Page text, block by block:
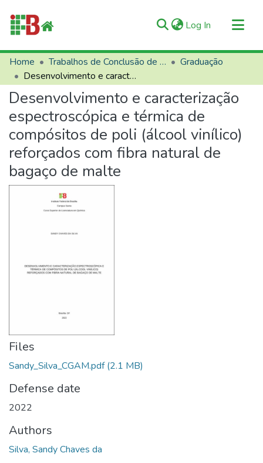
Log In (current)
Communities & Collections
All of RIIFB
Manuals and Terms
Statistics
About RIIFB
Help
Contacts
Home Trabalhos de Conclusão de Curso (TCCs)
Graduação
Desenvolvimento e caracterização espectroscópica e térmica de compósitos de poli (álcool vinílico) reforçados com fibra natural de bagaço de malte
Desenvolvimento e caracterização
espectroscópica e térmica de
compósitos de poli (álcool vinílico)
reforçados com fibra natural de
bagaço de malte
Files
Sandy_Silva_CGAM.pdf(2.1 MB)
Defense date
2022
Authors
Silva, Sandy Chaves da